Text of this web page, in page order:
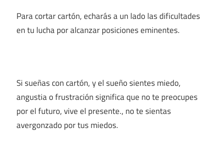
Para cortar cartón, echarás a un lado las dificultades
en tu lucha por alcanzar posiciones eminentes.
Si sueñas con cartón, y el sueño sientes miedo,
angustia o frustración significa que no te preocupes
por el futuro, vive el presente., no te sientas
avergonzado por tus miedos.